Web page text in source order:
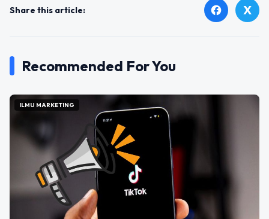
Share this article: facebook X
Recommended For You
ILMU MARKETING